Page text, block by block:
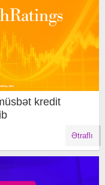
kredit
Ətraflı